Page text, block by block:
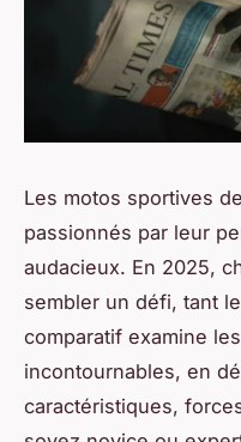
Les motos sportives
passionnés par leur
audacieux. En 2025,
sembler un défi, tant
comparatif examine
incontournables, en
caractéristiques,